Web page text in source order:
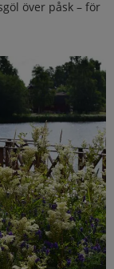
över påsk – för